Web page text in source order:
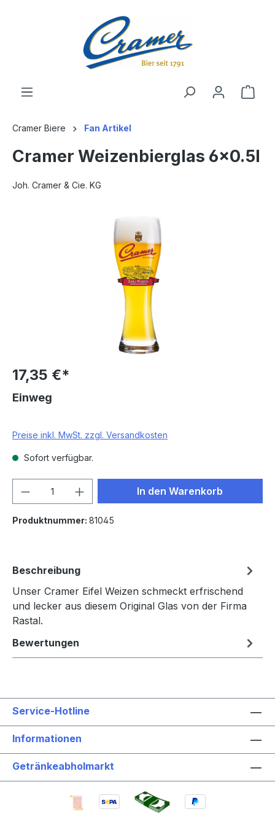
Cramer Biere Fan Artikel
Cramer Weizenbierglas 6x0.5l
Joh. Cramer & Cie. KG
Bildergalerie überspringen
17,35 €*
Einweg
Preise inkl. MwSt. zzgl. Versandkosten
Sofort verfügbar.
Produkt Anzahl: Gib denIn den Warenkorb
Produktnummer: 81045
Beschreibung
Unser Cramer Eifel Weizen schmeckt erfrischend
und lecker aus diesem Original Glas von der Firma
Rastal.
Bewertungen
Service-Hotline
Informationen
Getränkeabholmarkt